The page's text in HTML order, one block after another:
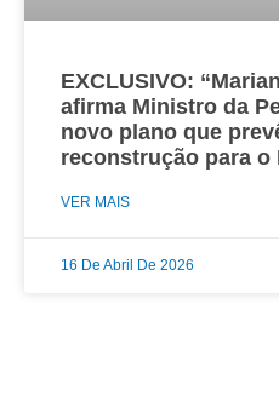
EXCLUSIVO:
afirma Ministro da
novo plano que
reconstrução para o
VER MAIS
16 De Abril De 2026